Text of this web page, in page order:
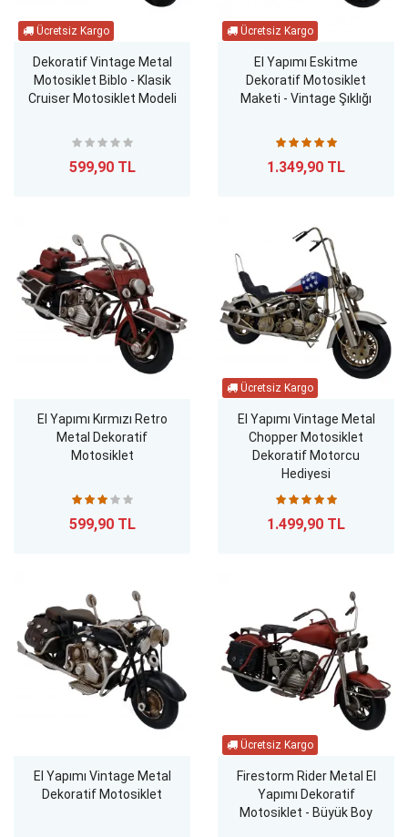
Dekoratif Vintage Metal
Motosiklet Biblo - Klasik
Cruiser Motosiklet Modeli
599,90 TL
El Yapımı Eskitme
Dekoratif Motosiklet
Maketi - Vintage Şıklığı
1.349,90 TL
El Yapımı Kırmızı Retro
Metal Dekoratif
Motosiklet
599,90 TL
El Yapımı Vintage Metal
Chopper Motosiklet
Dekoratif Motorcu
Hediyesi
1.499,90 TL
El Yapımı Vintage Metal
Dekoratif Motosiklet
Firestorm Rider Metal El
Yapımı Dekoratif
Motosiklet - Büyük Boy